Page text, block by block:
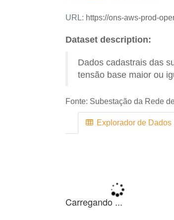
URL: https://ons-aws-prod-
Dataset description:
Dados cadastrais das
tensão base maior ou
Fonte: Subestação da Rede
Explorador de Dados